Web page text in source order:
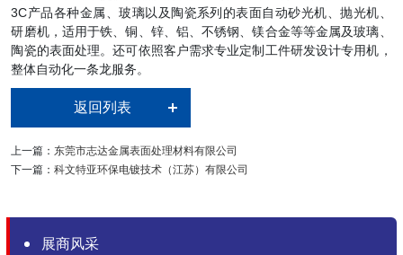
3C产品各种金属、玻璃以及陶瓷系列的表面自动砂光机、抛光机、
研磨机，适用于铁、铜、锌、铝、不锈钢、镁合金等等金属及玻璃、
陶瓷的表面处理。还可依照客户需求专业定制工件研发设计专用机，
整体自动化一条龙服务。
返回列表
上一篇： 东莞市志达金属表面处理材料有限公司
下一篇：科文特亚环保电镀技术（江苏）有限公司
展商风采